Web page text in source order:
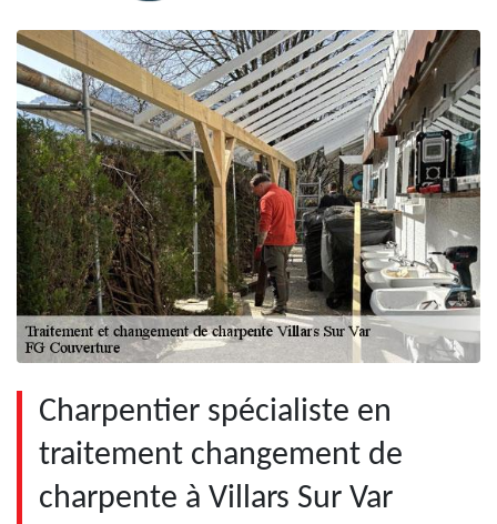
Charpentier spécialiste en
traitement changement de
charpente à Villars Sur Var